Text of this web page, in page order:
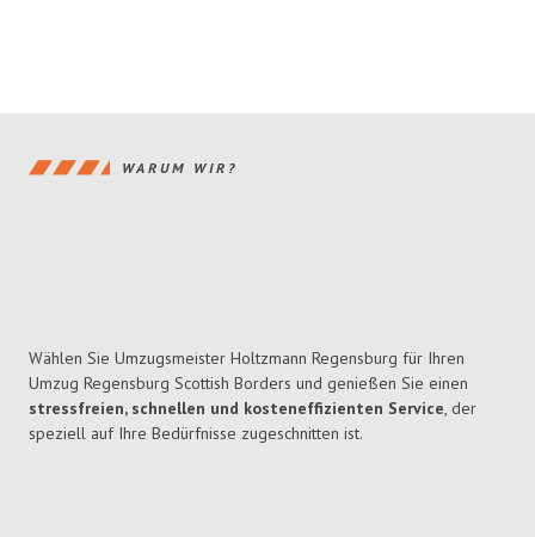
WARUM WIR?
Wählen Sie Umzugsmeister Holtzmann Regensburg für Ihren
Umzug Regensburg Scottish Borders und genießen Sie einen
stressfreien, schnellen und kosteneffizienten Service, der
speziell auf Ihre Bedürfnisse zugeschnitten ist.